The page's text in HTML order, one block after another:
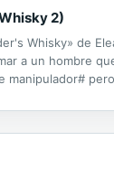
2)
Whisky» de
a un hombre
manipulador#